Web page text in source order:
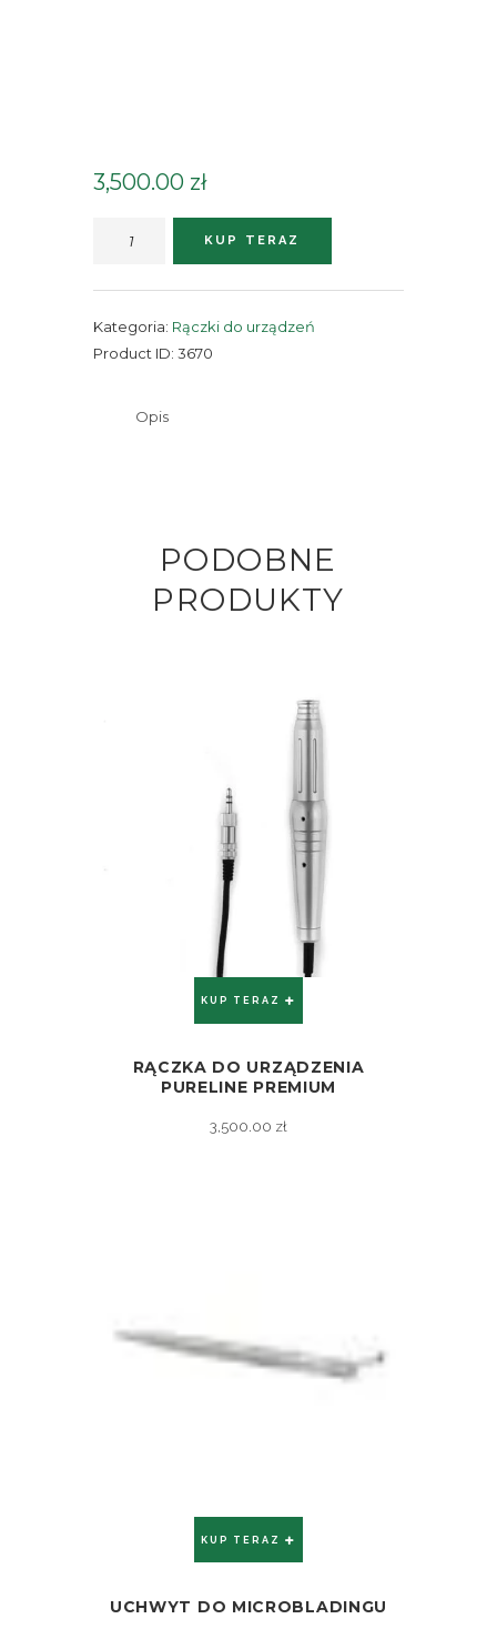
3,500.00 zł
Cardridge
KUP TERAZ
Kategoria: Rączki do urządzeń
Product ID: 3670
Opis
PODOBNE
PRODUKTY
ZOBACZ
KUP TERAZ
RĄCZKA DO URZĄDZENIA
PURELINE PREMIUM
3,500.00 zł
ZOBACZ
KUP TERAZ
UCHWYT DO MICROBLADINGU